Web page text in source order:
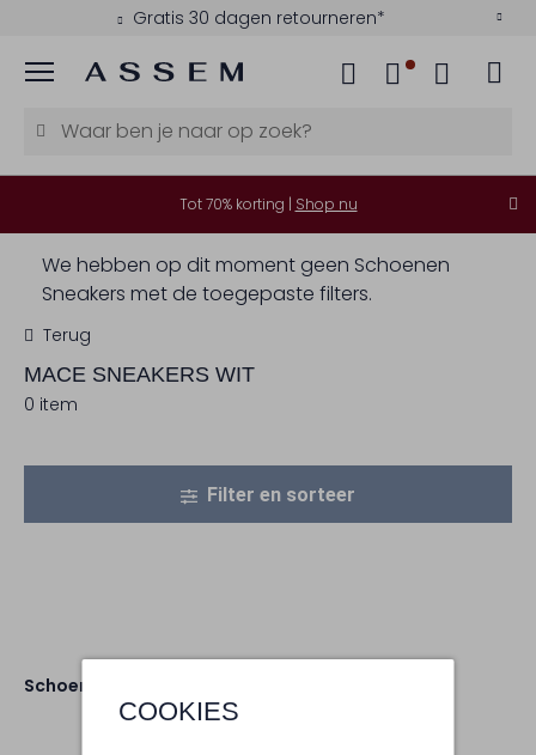
Gratis 30 dagen retourneren*
Menu
COOKIES
Tot 70% korting | Shop nu
We hebben op dit moment geen Schoenen
Sneakers met de toegepaste filters.
Terug
MACE SNEAKERS WIT
0 item
Filter en sorteer
Schoenen